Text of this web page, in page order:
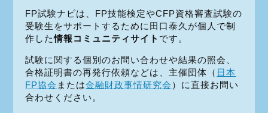
FP試験ナビは、FP技能検定やCFP資格審査試験の
受験生をサポートするために田口泰久が個人で制
作した情報コミュニティサイト です。
試験に関する個別のお問い合わせや結果の照会、
合格証明書の再発行依頼などは、主催団体（ 日本
FP協会 または金融財政事情研究会 ）に直接お問い
合わせください。